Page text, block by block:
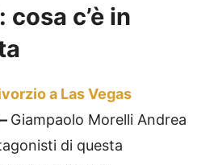
c’è in
a Las Vegas
Giampaolo Morelli Andrea
di questa